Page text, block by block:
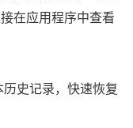
在应用程序中查看
史记录，快速恢复